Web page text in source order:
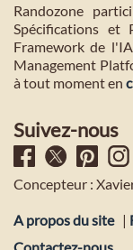
Randozone
Spécifications et
Framework de
Management
à tout moment en
Suivez-nous
Concepteur :
A propos du site |
Contactez-nous